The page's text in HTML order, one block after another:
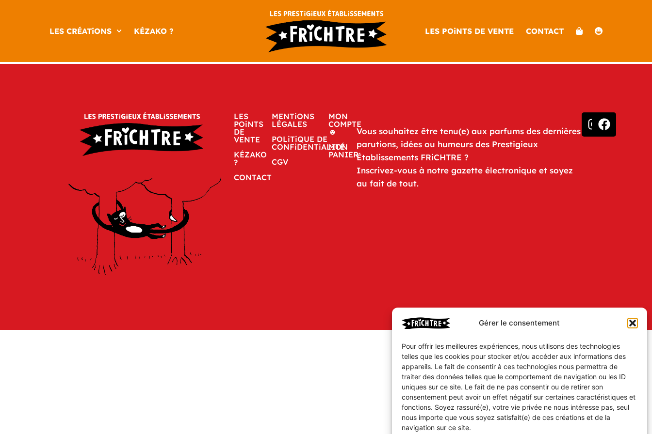
Gérer le consentement
Pour offrir les meilleures expériences, nous utilisons des technologies
telles que les cookies pour stocker et/ou accéder aux informations des
appareils. Le fait de consentir à ces technologies nous permettra de
traiter des données telles que le comportement de navigation ou les ID
uniques sur ce site. Le fait de ne pas consentir ou de retirer son
consentement peut avoir un effet négatif sur certaines caractéristiques et
fonctions. Soyez rassuré(e), votre vie privée ne nous intéresse pas, seul
nous importe que vous soyez satisfait(e) de ces créations et de la
navigation sur ce site.
LES CRÉATiONS KÉZAKO ? LES POiNTS DE VENTE CONTACT
LES
POiNTS
DE
VENTE
KÉZAKO
?
CONTACT
MENTiONS
LÉGALES
POLiTiQUE DE
CONFiDENTiALITÉ
CGV
MON
COMPTE
☻
MON
PANIER
Vous souhaitez être tenu(e) aux parfums des dernières
parutions, idées ou humeurs des Prestigieux
Établissements FRiCHTRE ?
Inscrivez-vous à notre gazette électronique et soyez
au fait de tout.